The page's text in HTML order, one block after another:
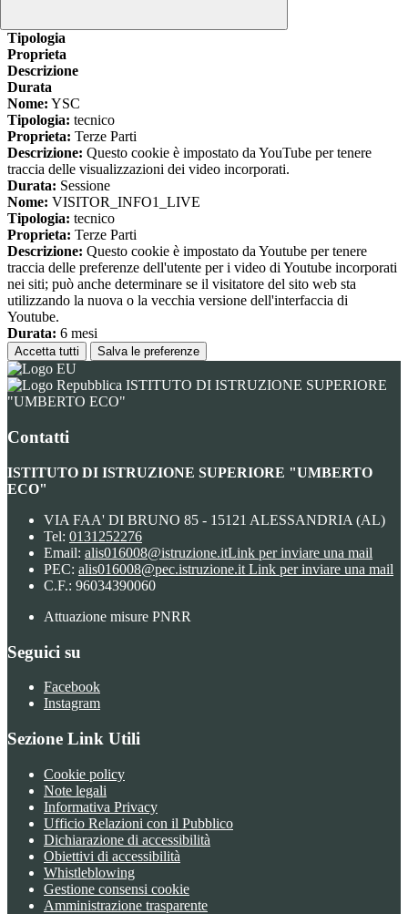
Tipologia
Proprieta
Descrizione
Durata
Nome: YSC
Tipologia: tecnico
Proprieta: Terze Parti
Descrizione: Questo cookie è impostato da YouTube per tenere
traccia delle visualizzazioni dei video incorporati.
Durata: Sessione
Nome: VISITOR_INFO1_LIVE
Tipologia: tecnico
Proprieta: Terze Parti
Descrizione: Questo cookie è impostato da Youtube per tenere
traccia delle preferenze dell'utente per i video di Youtube incorporati
nei siti; può anche determinare se il visitatore del sito web sta
utilizzando la nuova o la vecchia versione dell'interfaccia di
Youtube.
Durata: 6 mesi
Accetta tutti Salva le preferenze
ISTITUTO DI ISTRUZIONE SUPERIORE
"UMBERTO ECO"
Contatti
ISTITUTO DI ISTRUZIONE SUPERIORE "UMBERTO
ECO"
VIA FAA' DI BRUNO 85 - 15121 ALESSANDRIA (AL)
Tel: 0131252276
Email: alis016008@istruzione.itLink per inviare una mail
PEC: alis016008@pec.istruzione.it Link per inviare una mail
C.F.: 96034390060
Attuazione misure PNRR
Seguici su
Facebook
Instagram
Sezione Link Utili
Cookie policy
Note legali
Informativa Privacy
Ufficio Relazioni con il Pubblico
Dichiarazione di accessibilità
Obiettivi di accessibilità
Whistleblowing
Gestione consensi cookie
Amministrazione trasparente